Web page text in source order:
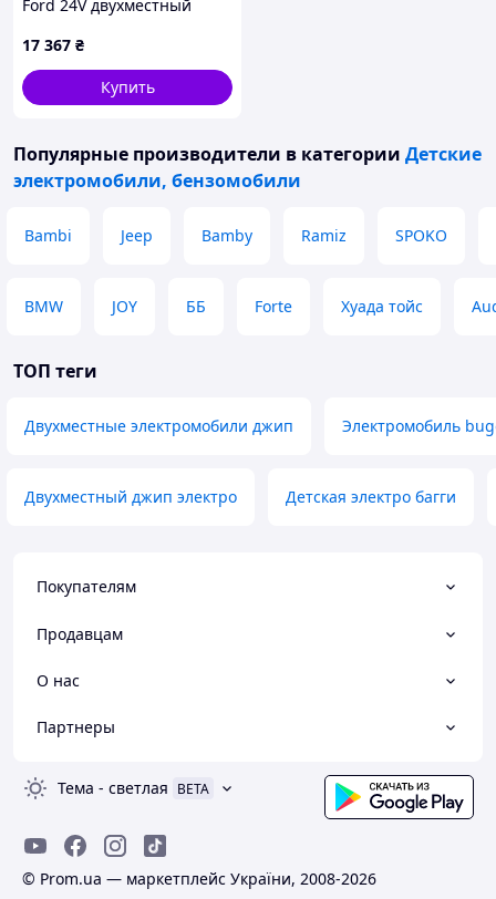
Ford 24V двухместный
колеса мощный 150W с
пультом управления
17 367 ₴
Купить
Популярные производители в категории Детские
электромобили, бензомобили
Bambi Jeep Bamby Ramiz SPOKO
BMW JOY ББ Forte Хуада тойс
ТОП теги
Двухместные электромобили джип Электромобиль
Двухместный джип электро Детская электро багги
Покупателям
Продавцам
О нас
Партнеры
Тема - светлая BETA
© Prom.ua — маркетплейс України, 2008-2026